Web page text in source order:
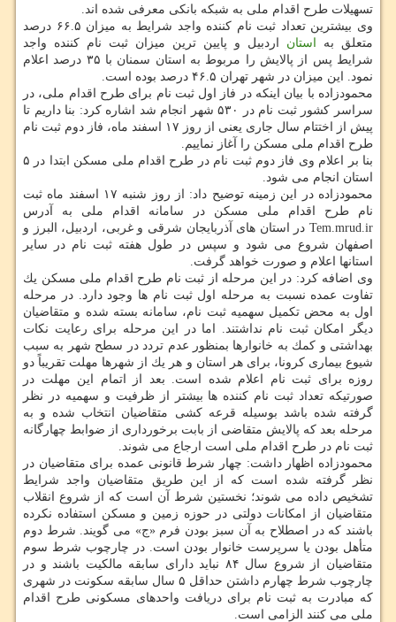
تسهیلات طرح اقدام ملی به شبكه بانكی معرفی شده اند.
وی بیشترین تعداد ثبت نام كننده واجد شرایط به میزان ۶۶.۵ درصد
متعلق به
استان اردبیل و پایین ترین میزان ثبت نام كننده واجد
شرایط پس از پالایش را مربوط به استان سمنان با ۳۵ درصد اعلام
نمود. این میزان در شهر تهران ۴۶.۵ درصد بوده است.
محمودزاده با بیان اینكه در فاز اول ثبت نام برای طرح اقدام ملی، در
سراسر كشور ثبت نام در ۵۳۰ شهر انجام شد اشاره كرد: بنا داریم تا
پیش از اختتام سال جاری یعنی از روز ۱۷ اسفند ماه، فاز دوم ثبت نام
طرح اقدام ملی مسكن را آغاز نماییم.
بنا بر اعلام وی فاز دوم ثبت نام در طرح اقدام ملی مسكن ابتدا در ۵
استان انجام می شود.
محمودزاده در این زمینه توضیح داد: از روز شنبه ۱۷ اسفند ماه ثبت
نام طرح اقدام ملی مسكن در سامانه اقدام ملی به آدرس
Tem.mrud.ir در استان های آذربایجان شرقی و غربی، اردبیل، البرز و
اصفهان شروع می شود و سپس در طول هفته ثبت نام در سایر
استانها اعلام و صورت خواهد گرفت.
وی اضافه كرد: در این مرحله از ثبت نام طرح اقدام ملی مسكن یك
تفاوت عمده نسبت به مرحله اول ثبت نام ها وجود دارد. در مرحله
اول به محض تكمیل سهمیه ثبت نام، سامانه بسته شده و متقاضیان
دیگر امكان ثبت نام نداشتند. اما در این مرحله برای رعایت نكات
بهداشتی و كمك به خانوارها بمنظور عدم تردد در سطح شهر به سبب
شیوع بیماری كرونا، برای هر استان و هر یك از شهرها مهلت تقریباً دو
روزه برای ثبت نام اعلام شده است. بعد از اتمام این مهلت در
صورتیكه تعداد ثبت نام كننده ها بیشتر از ظرفیت و سهمیه در نظر
گرفته شده باشد بوسیله قرعه كشی متقاضیان انتخاب شده و به
مرحله بعد كه پالایش متقاضی از بابت برخورداری از ضوابط چهارگانه
ثبت نام در طرح اقدام ملی است ارجاع می شوند.
محمودزاده اظهار داشت: چهار شرط قانونی عمده برای متقاضیان در
نظر گرفته شده است كه از این طریق متقاضیان واجد شرایط
تشخیص داده می شوند؛ نخستین شرط آن است كه از شروع انقلاب
متقاضیان از امكانات دولتی در حوزه زمین و مسكن استفاده نكرده
باشند كه در اصطلاح به آن سبز بودن فرم «ج» می گویند. شرط دوم
متأهل بودن یا سرپرست خانوار بودن است. در چارچوب شرط سوم
متقاضیان از شروع سال ۸۴ نباید دارای سابقه مالكیت باشند و در
چارچوب شرط چهارم داشتن حداقل ۵ سال سابقه سكونت در شهری
كه مبادرت به ثبت نام برای دریافت واحدهای مسكونی طرح اقدام
ملی می كنند الزامی است.